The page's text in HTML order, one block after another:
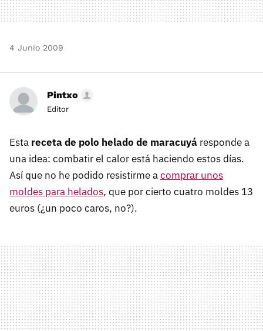
4 Junio 2009
Pintxo
Editor
Esta receta de polo helado de maracuyá responde a
una idea: combatir el calor está haciendo estos días.
Así que no he podido resistirme acomprar unos
moldes para helados, que por cierto cuatro moldes 13
euros (¿un poco caros, no?).